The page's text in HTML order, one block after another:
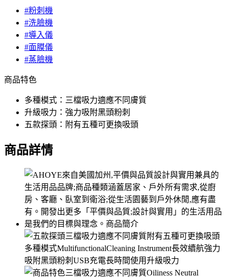
#粉刺機
#洗臉機
#導入儀
#面膜儀
#蒸臉機
商品特色
多種模式：三檔吸力適應不同膚質
升級吸力：強力吸附黑頭粉刺
五款探頭：附有五種可更換吸頭
商品詳情